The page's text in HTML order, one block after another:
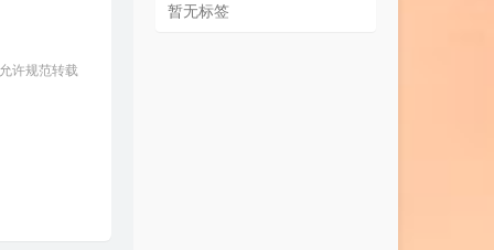
许规范转载
暂无标签